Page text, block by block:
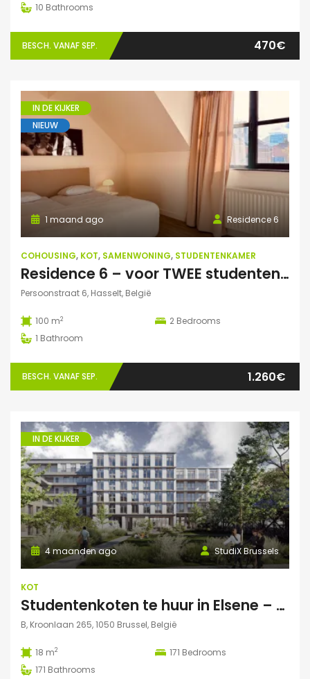
10 Bathrooms
BESCH. VANAF SEP. 470€
IN DE KIJKER
NIEUW
Residence 6
1 maand ago
COHOUSING, KOT, SAMENWONING, STUDENTENKAMER
Residence 6 – voor TWEE studenten: Exclusieve studentenduplex
Persoonstraat 6, Hasselt, België
100 m2 2 Bedrooms
1 Bathroom
BESCH. VANAF SEP. 1.260€
IN DE KIJKER
StudiX Brussels
4 maanden ago
KOT
Studentenkoten te huur in Elsene – Residentie StudiX
B, Kroonlaan 265, 1050 Brussel, België
18 m2 171 Bedrooms
171 Bathrooms